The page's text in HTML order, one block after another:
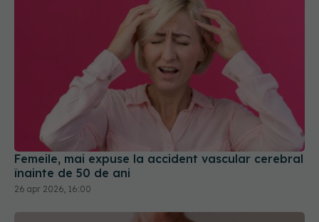
Femeile, mai expuse la accident vascular cerebral
înainte de 50 de ani
26 apr 2026, 16:00